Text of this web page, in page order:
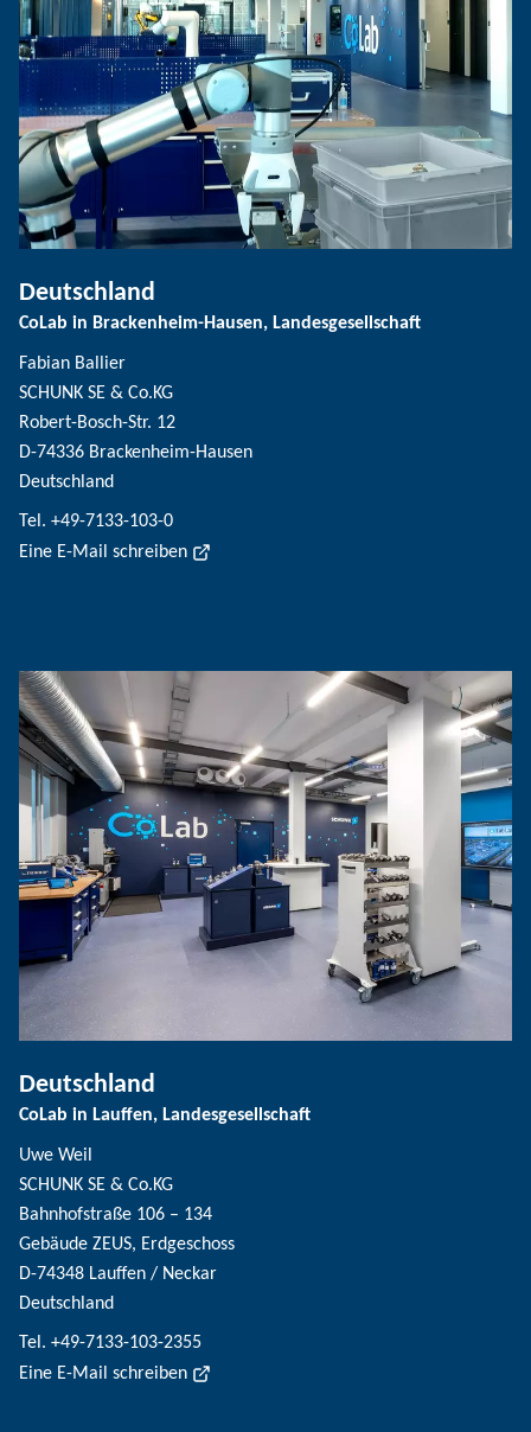
Deutschland
CoLab in Brackenheim-Hausen, Landesgesellschaft
Fabian Ballier
SCHUNK SE & Co.KG
Robert-Bosch-Str. 12
D-74336 Brackenheim-Hausen
Deutschland
Tel. +49-7133-103-0
Eine E-Mail schreiben
Deutschland
CoLab in Lauffen, Landesgesellschaft
Uwe Weil
SCHUNK SE & Co.KG
Bahnhofstraße 106 – 134
Gebäude ZEUS, Erdgeschoss
D-74348 Lauffen / Neckar
Deutschland
Tel. +49-7133-103-2355
Eine E-Mail schreiben